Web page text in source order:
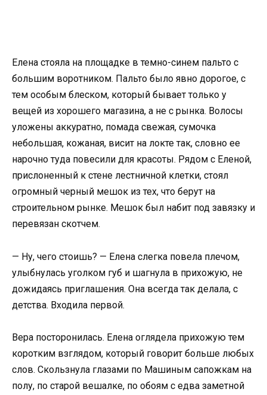
Елена стояла на площадке в темно-синем пальто с
большим воротником. Пальто было явно дорогое, с
тем особым блеском, который бывает только у
вещей из хорошего магазина, а не с рынка. Волосы
уложены аккуратно, помада свежая, сумочка
небольшая, кожаная, висит на локте так, словно ее
нарочно туда повесили для красоты. Рядом с Еленой,
прислоненный к стене лестничной клетки, стоял
огромный черный мешок из тех, что берут на
строительном рынке. Мешок был набит под завязку и
перевязан скотчем.
— Ну, чего стоишь? — Елена слегка повела плечом,
улыбнулась уголком губ и шагнула в прихожую, не
дожидаясь приглашения. Она всегда так делала, с
детства. Входила первой.
Вера посторонилась. Елена оглядела прихожую тем
коротким взглядом, который говорит больше любых
слов. Скользнула глазами по Машиным сапожкам на
полу, по старой вешалке, по обоям с едва заметной